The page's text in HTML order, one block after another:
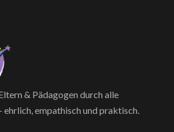
& Pädagogen durch alle
ehrlich, empathisch und praktisch.